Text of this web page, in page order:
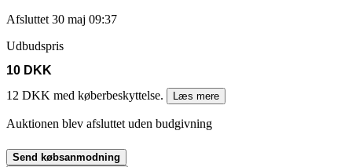
Afsluttet 30 maj 09:37
Udbudspris
10 DKK
12 DKK med køberbeskyttelse.
Læs mere
Auktionen blev afsluttet uden budgivning
Send købsanmodning